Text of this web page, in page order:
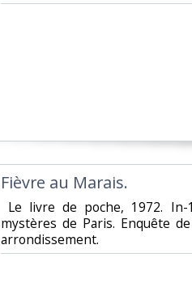
‎Fièvre au Marais.‎
Le livre de poche, 1972.
mystères de Paris. Enquête
arrondissement.‎